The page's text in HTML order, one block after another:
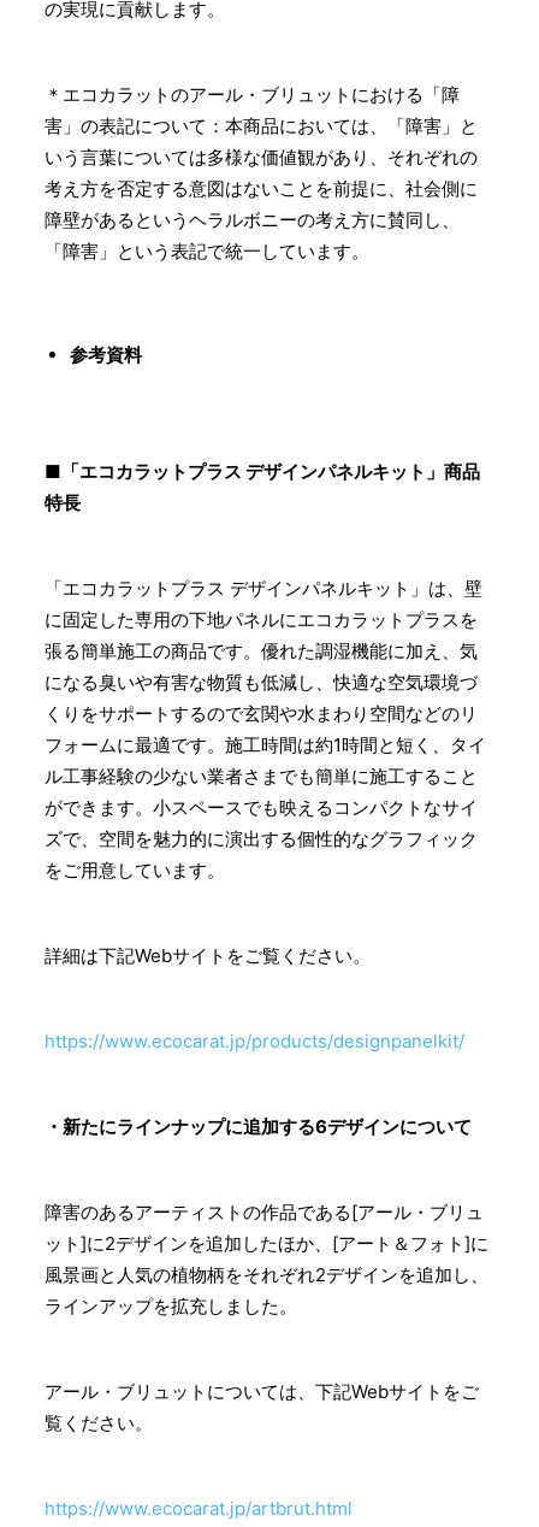
の実現に貢献します。
＊エコカラットのアール・ブリュットにおける「障
害」の表記について：本商品においては、「障害」と
いう言葉については多様な価値観があり、それぞれの
考え方を否定する意図はないことを前提に、社会側に
障壁があるというヘラルボニーの考え方に賛同し、
「障害」という表記で統一しています。
参考資料
■「エコカラットプラス デザインパネルキット」商品
特長
「エコカラットプラス デザインパネルキット」は、壁
に固定した専用の下地パネルにエコカラットプラスを
張る簡単施工の商品です。優れた調湿機能に加え、気
になる臭いや有害な物質も低減し、快適な空気環境づ
くりをサポートするので玄関や水まわり空間などのリ
フォームに最適です。施工時間は約1時間と短く、タイ
ル工事経験の少ない業者さまでも簡単に施工すること
ができます。小スペースでも映えるコンパクトなサイ
ズで、空間を魅力的に演出する個性的なグラフィック
をご用意しています。
詳細は下記Webサイトをご覧ください。
https://www.ecocarat.jp/products/designpanelkit/
・新たにラインナップに追加する6デザインについて
障害のあるアーティストの作品である[アール・ブリュ
ット]に2デザインを追加したほか、[アート＆フォト]に
風景画と人気の植物柄をそれぞれ2デザインを追加し、
ラインアップを拡充しました。
アール・ブリュットについては、下記Webサイトをご
覧ください。
https://www.ecocarat.jp/artbrut.html